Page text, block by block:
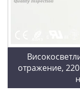
отражение,